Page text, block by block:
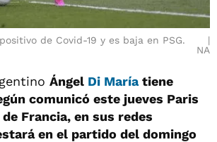
de Covid-19 y es baja en PSG.
NA
Ángel Di Maríatiene
comunicó este jueves Paris
Francia, en sus redes
en el partido del domingo